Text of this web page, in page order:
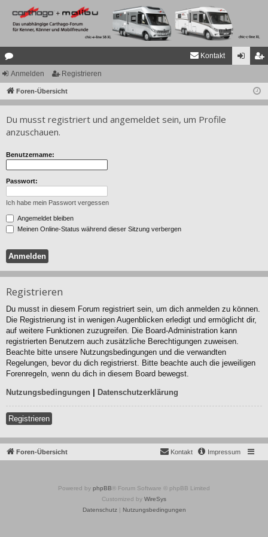
or
en
Kontakt
ist
Anmelden Registrieren
Foren-Übersicht
Du musst registriert und angemeldet sein, um Profile
anzuschauen.
Benutzername:
Passwort:
Ich habe mein Passwort vergessen
Angemeldet bleiben
Meinen Online-Status während dieser Sitzung verbergen
Registrieren
Du musst in diesem Forum registriert sein, um dich anmelden zu können.
Die Registrierung ist in wenigen Augenblicken erledigt und ermöglicht dir,
auf weitere Funktionen zuzugreifen. Die Board-Administration kann
registrierten Benutzern auch zusätzliche Berechtigungen zuweisen.
Beachte bitte unsere Nutzungsbedingungen und die verwandten
Regelungen, bevor du dich registrierst. Bitte beachte auch die jeweiligen
Forenregeln, wenn du dich in diesem Board bewegst.
Nutzungsbedingungen | Datenschutzerklärung
Registrieren
Foren-Übersicht Impressum
Kontakt
Powered by phpBB ® Forum Software © phpBB Limited
Customized by WireSys
Datenschutz| Nutzungsbedingungen